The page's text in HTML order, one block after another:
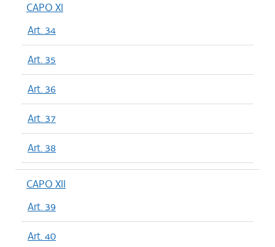
CAPO XI
Art. 34
Art. 35
Art. 36
Art. 37
Art. 38
CAPO XII
Art. 39
Art. 40